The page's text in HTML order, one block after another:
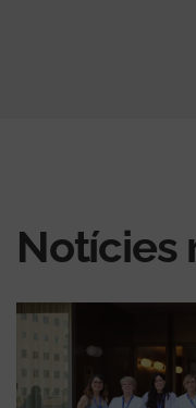
Notícies